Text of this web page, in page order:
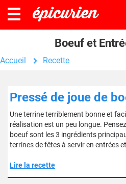
Boeuf et
Accueil Recette
Pressé de joue de
Une terrine terriblement bonne et
réalisation est un peu longue.
boeuf sont les 3 ingrédients
terrines de fêtes à servir en entrées
Lire la recette